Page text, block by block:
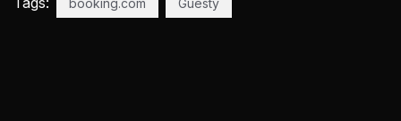
booking.com Guesty